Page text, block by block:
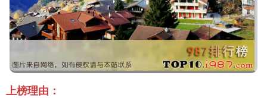
上榜理由：